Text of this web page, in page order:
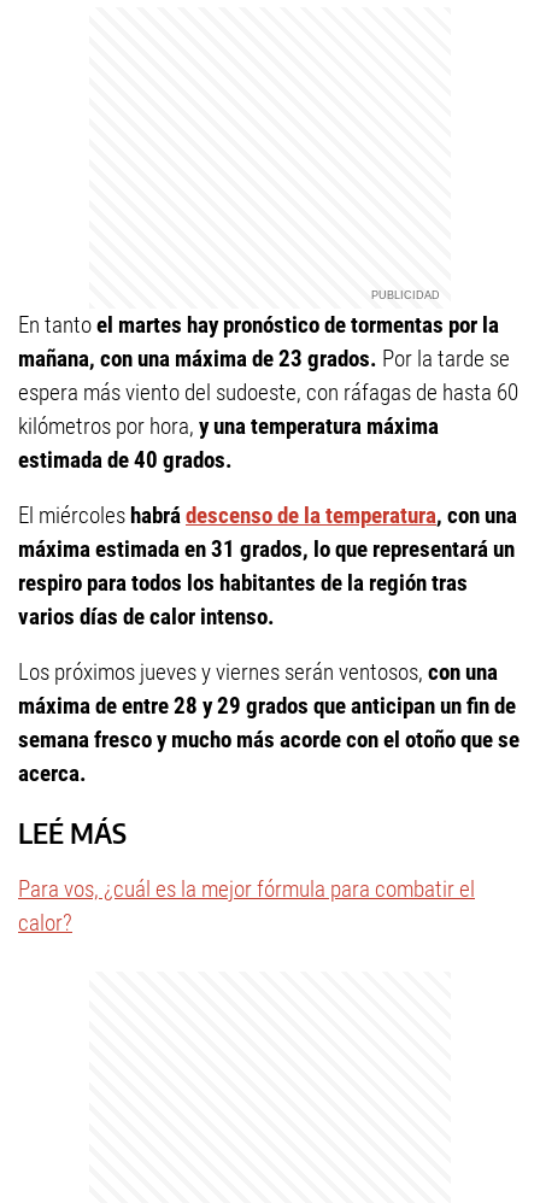
En tantoel martes hay pronóstico de tormentas por la
mañana, con una máxima de 23 grados. Por la tarde se
espera más viento del sudoeste, con ráfagas de hasta 60
kilómetros por hora, y una temperatura máxima
estimada de 40 grados.
El miércoleshabrádescenso de la temperatura, con una
máxima estimada en 31 grados, lo que representará un
respiro para todos los habitantes de la región tras
varios días de calor intenso.
Los próximos jueves y viernes serán ventosos, con una
máxima de entre 28 y 29 grados que anticipan un fin de
semana fresco y mucho más acorde con el otoño que se
acerca.
LEÉ MÁS
Para vos, ¿cuál es la mejor fórmula para combatir el
calor?